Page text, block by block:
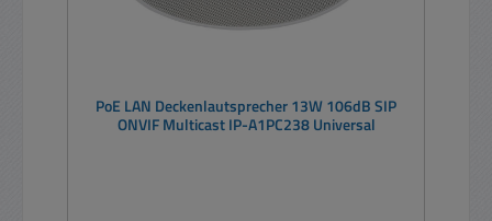
PoE LAN Deckenlautsprecher 13W 106dB SIP
ONVIF Multicast IP-A1PC238 Universal